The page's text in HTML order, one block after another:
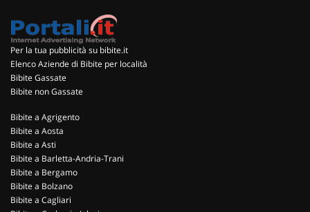
Per la tua pubblicità su bibite.it
Elenco Aziende di Bibite per località
Bibite Gassate
Bibite non Gassate
Bibite a Agrigento
Bibite a Aosta
Bibite a Asti
Bibite a Barletta-Andria-Trani
Bibite a Bergamo
Bibite a Bolzano
Bibite a Cagliari